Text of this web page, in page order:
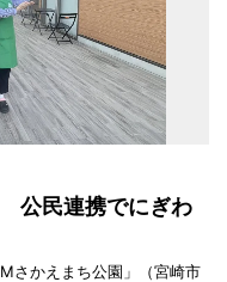
公民連携でにぎわ
さかえまち公園」（宮崎市